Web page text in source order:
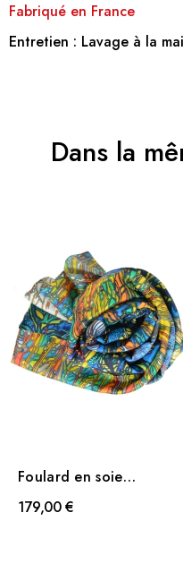
Fabriqué en France
Entretien : Lavage à la
Dans la
Foulard en soie
L'autiste de Combas
179,00 €